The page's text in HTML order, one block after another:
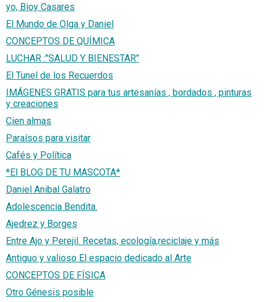
yo, Bioy Casares
El Mundo de Olga y Daniel
CONCEPTOS DE QUÍMICA
LUCHAR :"SALUD Y BIENESTAR"
El Tunel de los Recuerdos
IMÁGENES GRATIS para tus artesanías , bordados , pinturas
y creaciones
Cien almas
Paraísos para visitar
Cafés y Política
*El BLOG DE TU MASCOTA*
Daniel Anibal Galatro
Adolescencia Bendita.
Ajedrez y Borges
Entre Ajo y Perejil. Recetas, ecología,reciclaje y más
Antiguo y valioso El espacio dedicado al Arte
CONCEPTOS DE FÍSICA
Otro Génesis posible